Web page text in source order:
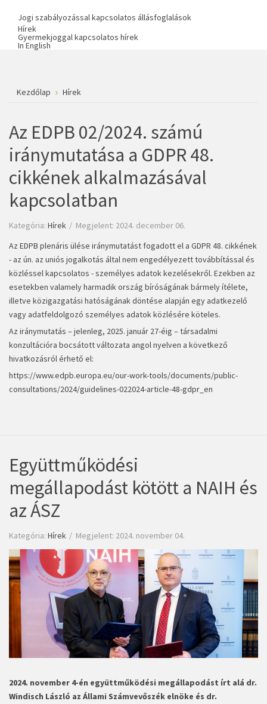
Jogi szabályozással kapcsolatos állásfoglalások
Hírek
Gyermekjoggal kapcsolatos hírek
In English
Kezdőlap Hírek
Az EDPB 02/2024. számú
iránymutatása a GDPR 48.
cikkének alkalmazásával
kapcsolatban
Kategória: Hírek
Megjelent: 2024. december 06.
Az EDPB plenáris ülése iránymutatást fogadott el a GDPR 48. cikkének
- az ún. az uniós jogalkotás által nem engedélyezett továbbítással és
közléssel kapcsolatos - személyes adatok kezelésekről. Ezekben az
esetekben valamely harmadik ország bíróságának bármely ítélete,
illetve közigazgatási hatóságának döntése alapján egy adatkezelő
vagy adatfeldolgozó személyes adatok közlésére köteles.
Az iránymutatás – jelenleg, 2025. január 27-éig – társadalmi
konzultációra bocsátott változata angol nyelven a következő
hivatkozásról érhető el:
https://www.edpb.europa.eu/our-work-tools/documents/public-
consultations/2024/guidelines-022024-article-48-gdpr_en
Együttműködési
megállapodást kötött a NAIH és
az ÁSZ
Kategória: Hírek Megjelent: 2024. november 04.
2024. november 4-én együttműködési megállapodást írt alá dr.
Windisch László az Állami Számvevőszék elnöke és dr.